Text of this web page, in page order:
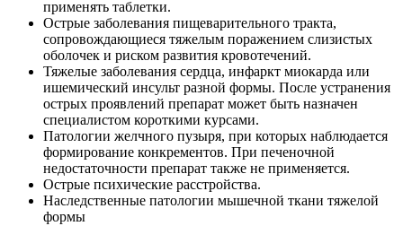
применять таблетки.
Острые заболевания пищеварительного тракта,
сопровождающиеся тяжелым поражением слизистых
оболочек и риском развития кровотечений.
Тяжелые заболевания сердца, инфаркт миокарда или
ишемический инсульт разной формы. После устранения
острых проявлений препарат может быть назначен
специалистом короткими курсами.
Патологии желчного пузыря, при которых наблюдается
формирование конкрементов. При печеночной
недостаточности препарат также не применяется.
Острые психические расстройства.
Наследственные патологии мышечной ткани тяжелой
формы